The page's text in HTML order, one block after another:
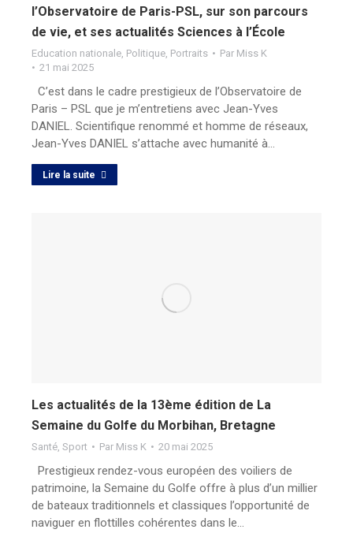
l’Observatoire de Paris-PSL, sur son parcours
de vie, et ses actualités Sciences à l’École
Education nationale, Politique, Portraits Par Miss K
21 mai 2025
C’est dans le cadre prestigieux de l’Observatoire de
Paris – PSL que je m’entretiens avec Jean-Yves
DANIEL. Scientifique renommé et homme de réseaux,
Jean-Yves DANIEL s’attache avec humanité à…
Lire la suite
Les actualités de la 13ème édition de La
Semaine du Golfe du Morbihan, Bretagne
Santé, Sport Par Miss K 20 mai 2025
Prestigieux rendez-vous européen des voiliers de
patrimoine, la Semaine du Golfe offre à plus d’un millier
de bateaux traditionnels et classiques l’opportunité de
naviguer en flottilles cohérentes dans le…